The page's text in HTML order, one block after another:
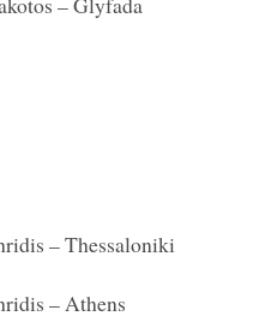
– Thessaloniki
– Athens